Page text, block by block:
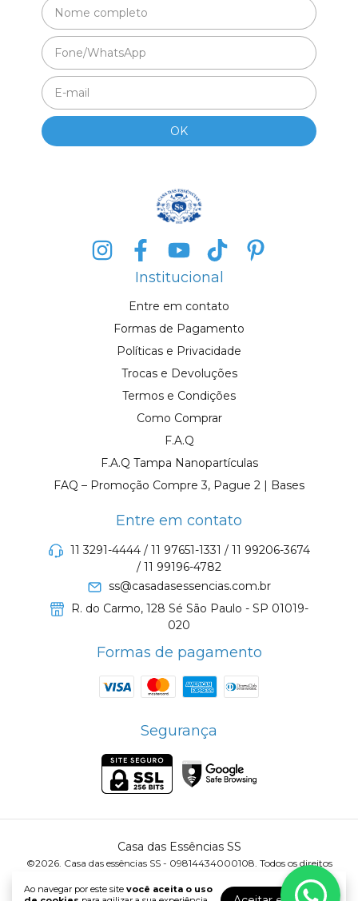
Ao navegar por este site você aceita o uso
Institucional
Entre em contato
Formas de Pagamento
Políticas e Privacidade
Trocas e Devoluções
Termos e Condições
Como Comprar
F.A.Q
F.A.Q Tampa Nanopartículas
FAQ – Promoção Compre 3, Pague 2 | Bases
Entre em contato
11 3291-4444 / 11 97651-1331 / 11 99206-3674
/ 11 99196-4782
ss@casadasessencias.com.br
R. do Carmo, 128 Sé São Paulo - SP 01019-
020
Formas de pagamento
Segurança
Casa das Essências SS
©2026. Casa das essências SS - 09814434000108. Todos os direitos